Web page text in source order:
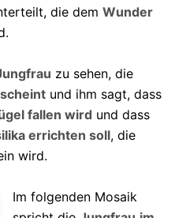
die dem Wunder
zu sehen, die
und ihm sagt, dass
fallen wird und dass
errichten soll, die
wird.
Im folgenden Mosaik